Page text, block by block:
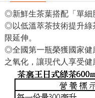
◎新鮮生茶葉搭配「單細
◎以低溫萃茶技術提升綠
限延伸。
◎全國第一瓶榮獲國家健
之氧化，讓現代人享受健